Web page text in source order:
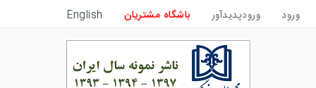
ورود ورودپدیدآور باشگاه مشتریان English